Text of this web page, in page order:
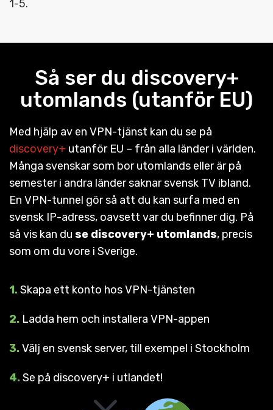
1-5.
Så ser du discovery+
utomlands (utanför EU)
Med hjälp av en VPN-tjänst kan du se på
discovery+ utanför EU – från alla länder i världen.
Många svenskar som bor utomlands eller är på
semester i andra länder saknar svensk TV ibland.
En VPN-tunnel gör så att du kan surfa med en
svensk IP-adress, oavsett var du befinner dig. På
så vis kan du se discovery+ utomlands, precis
som om du vore i Sverige.
1.Skapa ett konto hos VPN-tjänsten
2. Ladda hem och installera VPN-appen
3.Välj en svensk server, till exempel i Stockholm
4.Se på discovery+ i utlandet!